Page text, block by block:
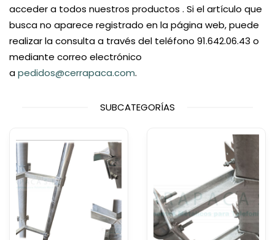
acceder a todos nuestros productos . Si el artículo que
busca no aparece registrado en la página web, puede
realizar la consulta a través del teléfono 91.642.06.43 o
mediante correo electrónico
apedidos@cerrapaca.com.
SUBCATEGORÍAS